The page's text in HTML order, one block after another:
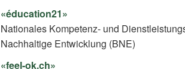
«éducation21»
Nationales Kompetenz- und
Nachhaltige Entwicklung (BNE)
«feel-ok.ch»